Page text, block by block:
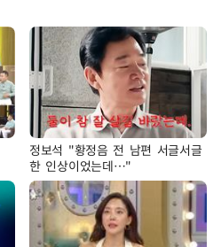
정보석 "황정음 전 남편 서글서글
한 인상이었는데…"